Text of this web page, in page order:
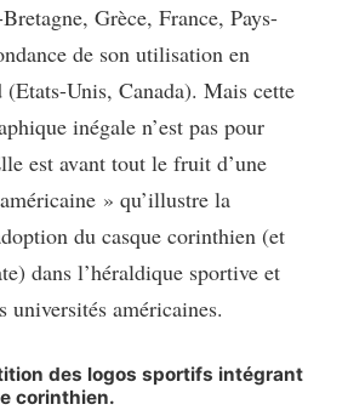
Grèce, France, Pays-
de son utilisation en
Unis, Canada). Mais cette
inégale n’est pas pour
est avant tout le fruit d’une
» qu’illustre la
du casque corinthien (et
dans l’héraldique sportive et
universités américaines.
des logos sportifs intégrant
corinthien.